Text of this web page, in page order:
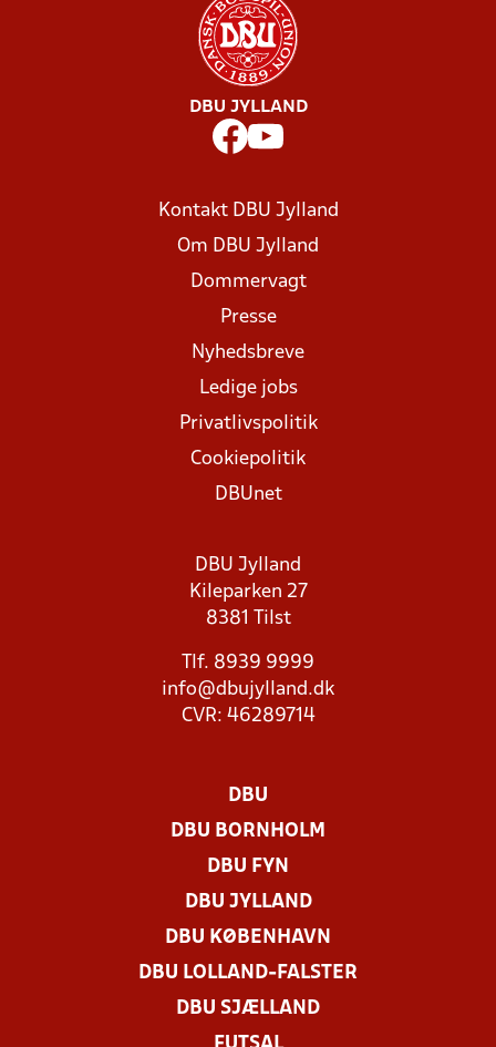
DBU JYLLAND
Kontakt DBU Jylland
Om DBU Jylland
Dommervagt
Presse
Nyhedsbreve
Ledige jobs
Privatlivspolitik
Cookiepolitik
DBUnet
DBU Jylland
Kileparken 27
8381 Tilst
Tlf. 8939 9999
info@dbujylland.dk
CVR: 46289714
DBU
DBU BORNHOLM
DBU FYN
DBU JYLLAND
DBU KØBENHAVN
DBU LOLLAND-FALSTER
DBU SJÆLLAND